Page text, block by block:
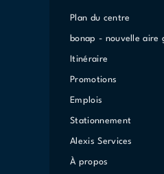
Plan du centre
bonap - nouvelle aire
Itinéraire
Promotions
Emplois
Stationnement
Alexis Services
À propos